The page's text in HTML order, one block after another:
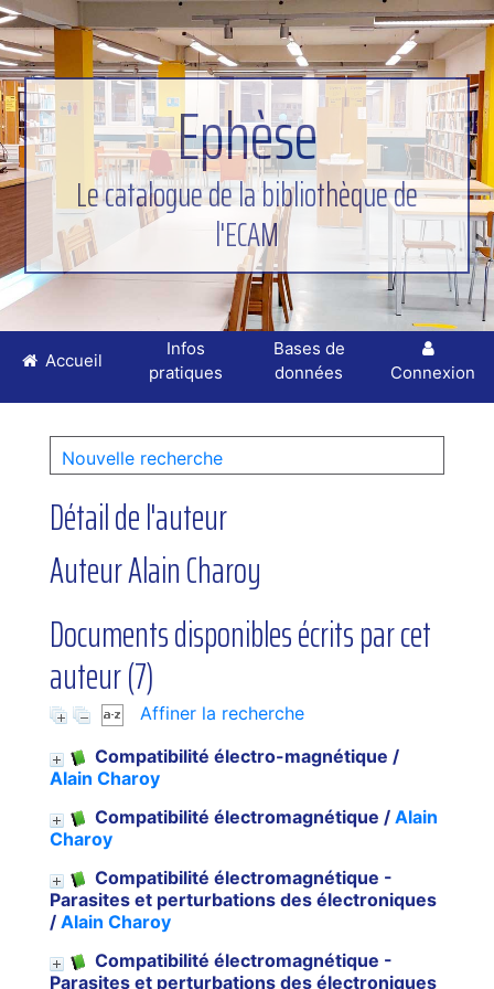
Ephèse
Le catalogue de la bibliothèque de
l'ECAM
Nouvelle recherche
Détail de l'auteur
Auteur Alain Charoy
Documents disponibles écrits par cet
auteur (7)
Affiner la recherche
Compatibilité électro-magnétique /
Alain Charoy
Compatibilité électromagnétique / Alain
Charoy
Compatibilité électromagnétique -
Parasites et perturbations des électroniques
/ Alain Charoy
Compatibilité électromagnétique -
Parasites et perturbations des électroniques
Accueil
Infos
pratiques
Bases de
données
Connexion